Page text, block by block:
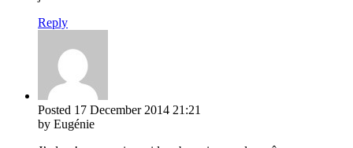
Reply
Posted 17 December 2014 21:21
by Eugénie